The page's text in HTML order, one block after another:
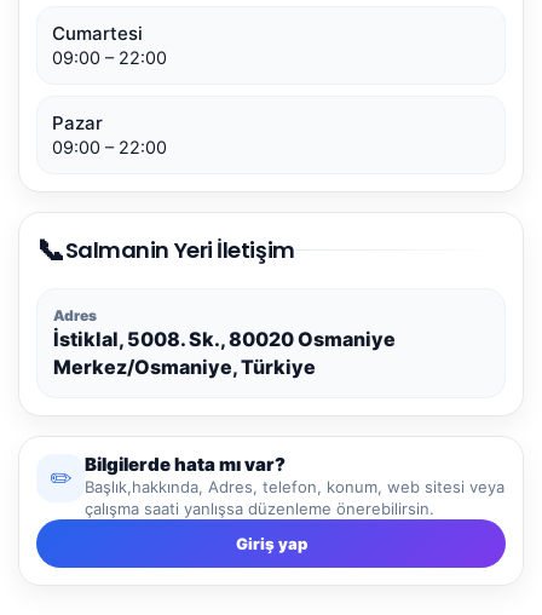
Cumartesi
09:00 – 22:00
Pazar
09:00 – 22:00
📞Salmanin Yeri İletişim
Adres
İstiklal, 5008. Sk., 80020 Osmaniye
Merkez/Osmaniye, Türkiye
✏️
Bilgilerde hata mı var?
Başlık,hakkında, Adres, telefon, konum, web sitesi veya
çalışma saati yanlışsa düzenleme önerebilirsin.
Giriş yap